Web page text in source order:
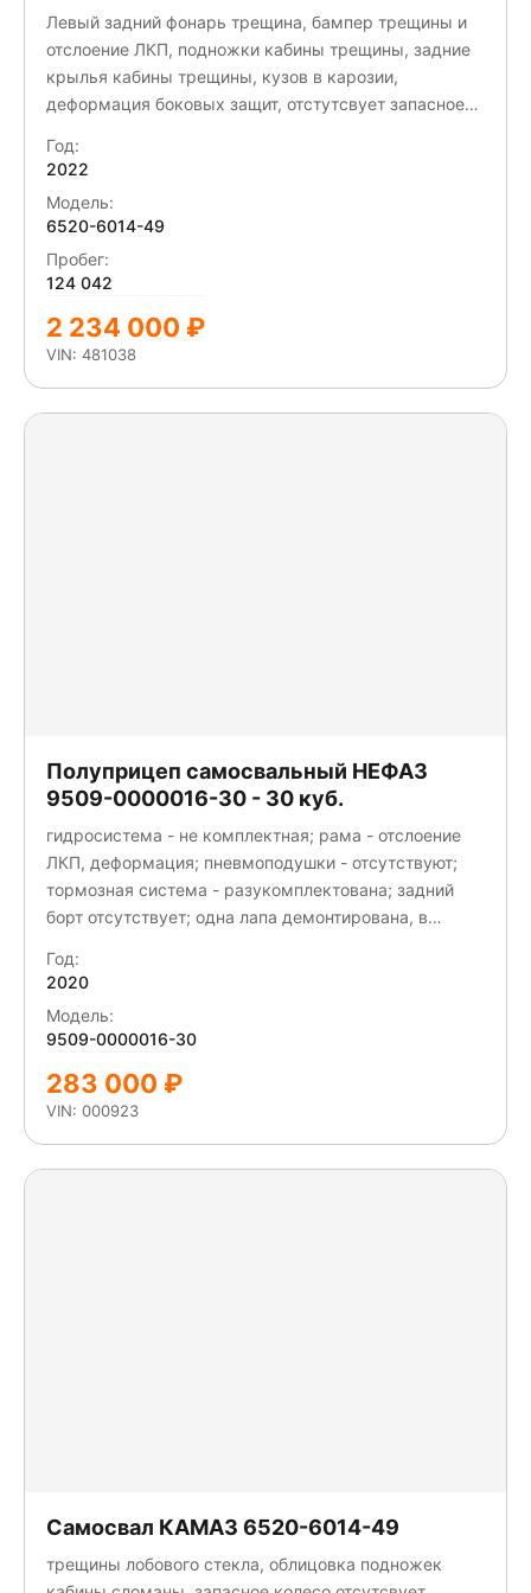
Левый задний фонарь трещина, бампер трещины и
отслоение ЛКП, подножки кабины трещины, задние
крылья кабины трещины, кузов в карозии,
деформация боковых защит, отстутсвует запасное
Год:
2022
Модель:
6520-6014-49
Пробег:
124 042
2 234 000 ₽
VIN: 481038
Полуприцеп самосвальный НЕФАЗ
9509-0000016-30 - 30 куб.
гидросистема - не комплектная; рама - отслоение
ЛКП, деформация; пневмоподушки - отсутствуют;
тормозная система - разукомплектована; задний
борт отсутствует; одна лапа демонтирована, в
Год:
2020
Модель:
9509-0000016-30
283 000 ₽
VIN: 000923
Самосвал КАМАЗ 6520-6014-49
трещины лобового стекла, облицовка подножек